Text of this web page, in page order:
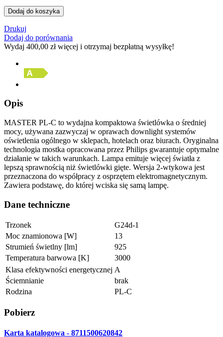
Dodaj do koszyka
Drukuj
Dodaj do porównania
Wydaj 400,00 złwięcej i otrzymaj bezpłatną wysyłkę!
Opis
MASTER PL-C to wydajna kompaktowa świetlówka o średniej
mocy, używana zazwyczaj w oprawach downlight systemów
oświetlenia ogólnego w sklepach, hotelach oraz biurach. Oryginalna
technologia mostka opracowana przez Philips gwarantuje optymalne
działanie w takich warunkach. Lampa emituje więcej światła z
lepszą sprawnością niż świetlówki gięte. Wersja 2-wtykowa jest
przeznaczona do współpracy z osprzętem elektromagnetycznym.
Zawiera podstawę, do której wciska się samą lampę.
Dane techniczne
Trzonek
G24d-1
Moc znamionowa [W]
13
Strumień świetlny [lm]
925
Temperatura barwowa [K]
3000
Klasa efektywności energetycznej A
Ściemnianie
brak
Rodzina
PL-C
Pobierz
Karta katalogowa - 8711500620842